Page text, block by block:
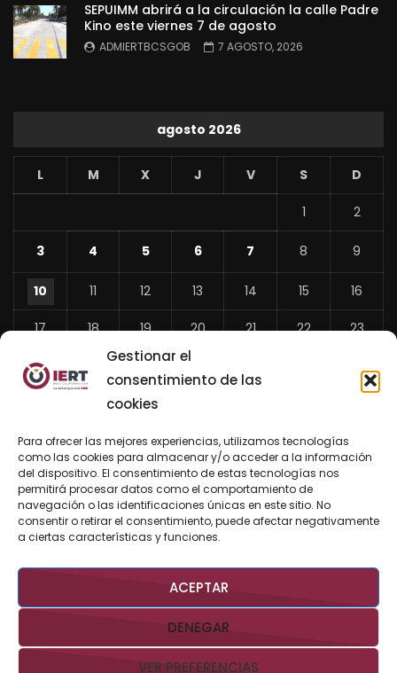
Gestionar el
consentimiento de las
cookies
Para ofrecer las mejores experiencias, utilizamos tecnologías
como las cookies para almacenar y/o acceder a la información
del dispositivo. El consentimiento de estas tecnologías nos
permitirá procesar datos como el comportamiento de
navegación o las identificaciones únicas en este sitio. No
consentir o retirar el consentimiento, puede afectar negativamente
a ciertas características y funciones.
ACEPTAR
DENEGAR
VER PREFERENCIAS
SEPUIMM abrirá a la circulación la calle Padre
Kino este viernes 7 de agosto
ADMIERTBCSGOB 7 AGOSTO, 2026
agosto 2026
L M X J V S D
1 2
3 4 5 6 7 8 9
10 11 12 13 14 15 16
17 18 19 20 21 22 23
24 26 27
«
Jul
BUSCAR AHORA